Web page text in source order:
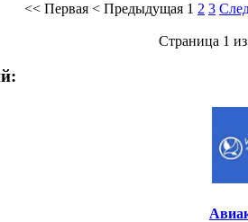
<< Первая < Предыдущая 1 2 3
Страница 1